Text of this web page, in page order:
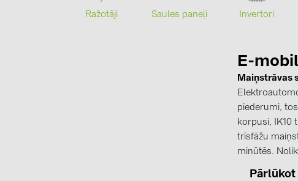
Produkti
Jaunumi
Katalogi
kontakti
Ražotāji Saules paneļi Invertori
E-
Maiņstrāvas
piederumi,
korpusi, IK10
trīsfāžu
minūtēs.